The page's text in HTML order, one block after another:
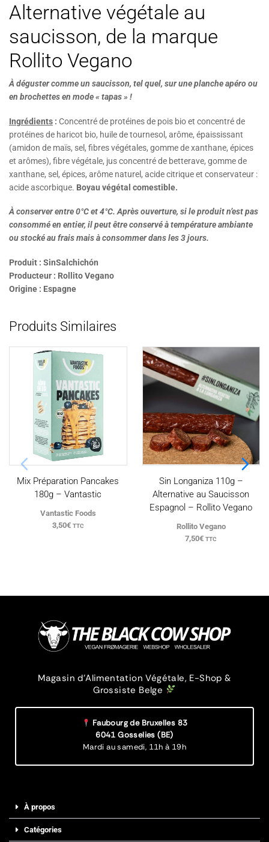
Alternative végétale au
saucisson, de la marque
Rollito Vegano
À déguster comme un saucisson, tel quel, sur une planche apéro ou
en brochettes en mode « tapas » !
Ingrédients : Concentré de protéines de pois bio et concentré de
protéines de haricot bio, huile de tournesol, arôme, épaississant
(amidon de maïs, sel, fibres végétales, gomme de xanthane, épices
et arômes), fibre végétale, jus concentré de betterave, gomme de
xanthane, sel, épices, arôme naturel, acide citrique et conservateur :
acide ascorbique. Boyau végétal comestible.
À conserver entre 0°C et 4°C. Après ouverture, si le produit n’est pas
consommé en entier, il peut être conservé à température ambiante
ou stocké au fraismais à consommer dans les 3 jours.
Produit : SinSalchichón
Producteur : Rollito Vegano
Origine : Espagne
Produits Similaires
Mix Préparation Pancakes
180g – Vantastic
Vantastic Foods
3,50€ TTC
Sin Longaniza 110g –
Alternative au Saucisson
Espagnol – Rollito Vegano
Rollito Vegano
7,50€ TTC
Magasin d’Alimentation Végétale, E-Shop &
Grossiste Belge
Faubourg de Bruxelles 83
6041 Gosselies (BE)
Mardi au samedi, 11h à 19h
À propos
Catégories